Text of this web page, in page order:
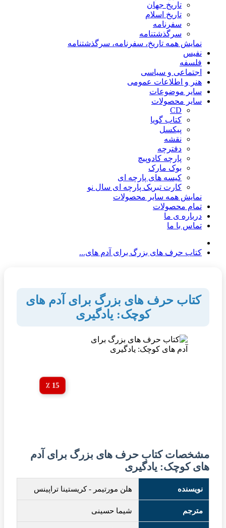
تاریخ جهان
تاریخ اسلام
سفرنامه
سرگذشتنامه
نمایش همه تاریخ، سفرنامه، سرگذشتنامه
نفیس
فلسفه
اجتماعی و سیاسی
هنر و اطلاعات عمومی
سایر موضوعات
سایر محصولات
CD
کتاب گویا
پیکسل
نقشه
دفترچه
پارچه کادوپیچ
بوک مارک
کیسه های پارچه ای
کارت تبریک پارچه ای سال نو
نمایش همه سایر محصولات
تمام محصولات
درباره ی ما
تماس با ما
کتاب حرف های بزرگ برای آدم های...
کتاب حرف های بزرگ برای آدم های
کوچک: یادگیری
15 ٪
مشخصات کتاب حرف های بزرگ برای آدم
های کوچک: یادگیری
نویسنده هلن مورتیمر -کریستینا تراپینس
مترجم شیما حسینی